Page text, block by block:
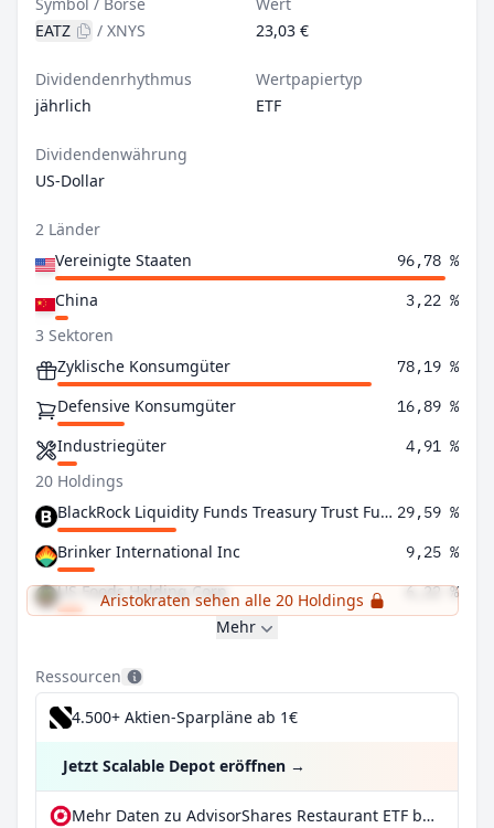
EATZ
/ XNYS
23,03 €
Dividendenrhythmus
jährlich
Wertpapiertyp
ETF
Dividendenwährung
US-Dollar
2 Länder
Vereinigte Staaten
96,78 %
China 3,22 %
3 Sektoren
Zyklische Konsumgüter
78,19 %
Defensive Konsumgüter 16,89 %
Industriegüter 4,91 %
20 Holdings
BlackRock Liquidity Funds Treasury Trust Fund Institutional Shares 29,59 %
Brinker International Inc 9,25 %
US Foods Holding Corp 6,22 %
Aristokraten sehen alle 20 Holdings
Mehr
Ressourcen
4.500+ Aktien-Sparpläne ab 1€
Jetzt Scalable Depot eröffnen →
Mehr Daten zu AdvisorShares Restaurant ETF bei extraETF